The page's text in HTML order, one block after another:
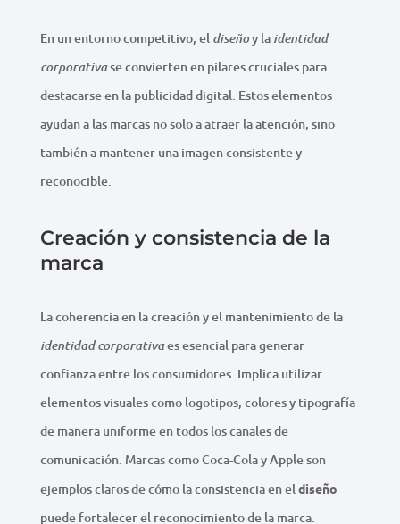
En un entorno competitivo, el diseñoy la identidad
corporativase convierten en pilares cruciales para
destacarse en la publicidad digital. Estos elementos
ayudan a las marcas no solo a atraer la atención, sino
también a mantener una imagen consistente y
reconocible.
Creación y consistencia de la
marca
La coherencia en la creación y el mantenimiento de la
identidad corporativaes esencial para generar
confianza entre los consumidores. Implica utilizar
elementos visuales como logotipos, colores y tipografía
de manera uniforme en todos los canales de
comunicación. Marcas como Coca-Cola y Apple son
ejemplos claros de cómo la consistencia en eldiseño
puede fortalecer el reconocimiento de la marca.